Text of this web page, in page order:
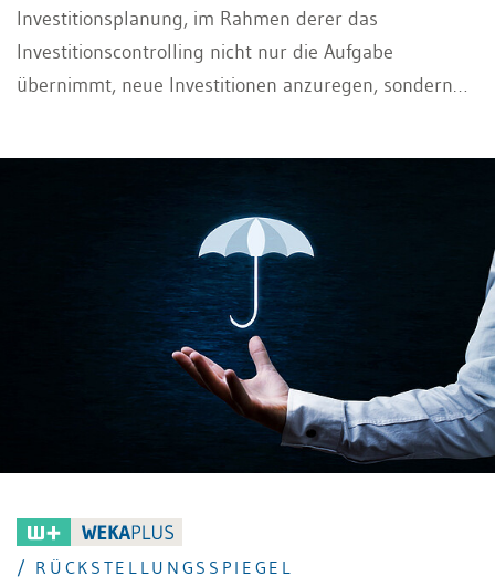
Investitionsplanung, im Rahmen derer das
Investitionscontrolling nicht nur die Aufgabe
übernimmt, neue Investitionen anzuregen, sondern
Auswahl von Investitionsvorhaben.
/ RÜCKSTELLUNGSSPIEGEL